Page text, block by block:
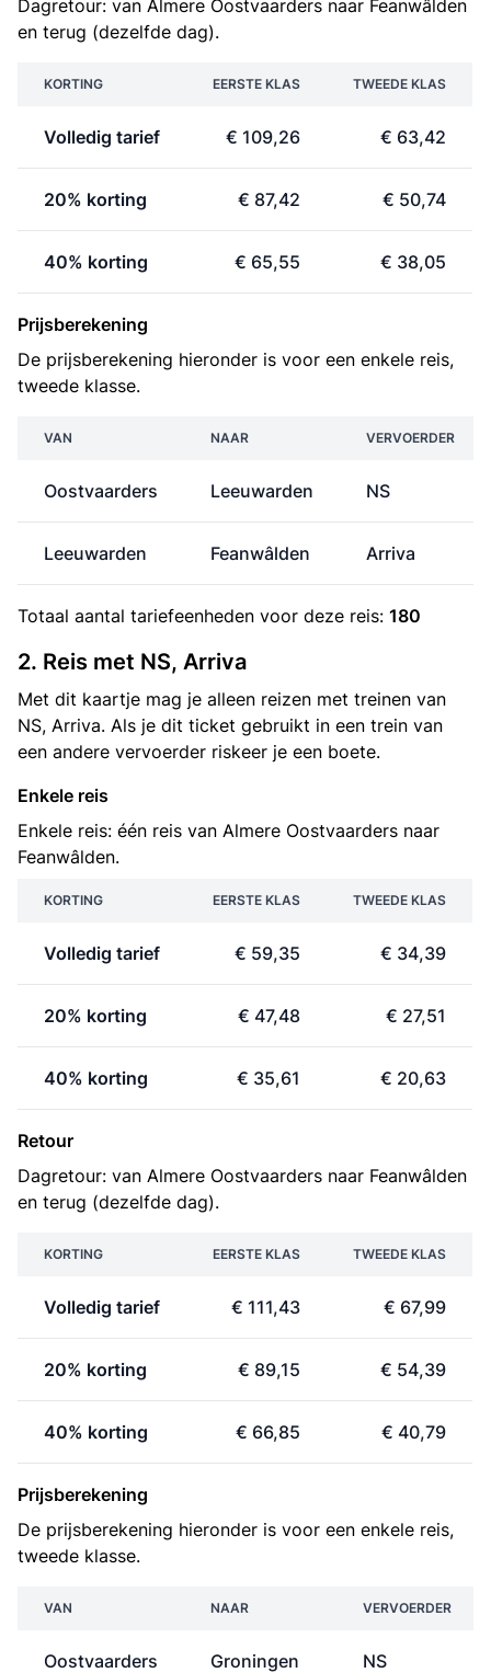
Dagretour: van Almere Oostvaarders naar Feanwâlden
en terug (dezelfde dag).
KORTING EERSTE KLAS TWEEDE KLAS
Volledig tarief € 109,26 € 63,42
20% korting € 87,42 € 50,74
40% korting € 65,55 € 38,05
Prijsberekening
De prijsberekening hieronder is voor een enkele reis,
tweede klasse.
VAN NAAR VERVOERDER
Oostvaarders Leeuwarden NS
Leeuwarden Feanwâlden Arriva
Totaal aantal tariefeenheden voor deze reis: 180
2. Reis met NS, Arriva
Met dit kaartje mag je alleen reizen met treinen van
NS, Arriva. Als je dit ticket gebruikt in een trein van
een andere vervoerder riskeer je een boete.
Enkele reis
Enkele reis: één reis van Almere Oostvaarders naar
Feanwâlden.
KORTING EERSTE KLAS TWEEDE KLAS
Volledig tarief € 59,35 € 34,39
20% korting € 47,48 € 27,51
40% korting € 35,61 € 20,63
Retour
Dagretour: van Almere Oostvaarders naar Feanwâlden
en terug (dezelfde dag).
KORTING EERSTE KLAS TWEEDE KLAS
Volledig tarief € 111,43 € 67,99
20% korting € 89,15 € 54,39
40% korting € 66,85 € 40,79
Prijsberekening
De prijsberekening hieronder is voor een enkele reis,
tweede klasse.
VAN NAAR VERVOERDER
Oostvaarders Groningen NS